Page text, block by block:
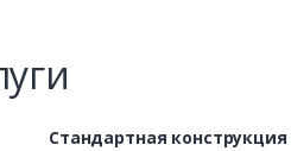
Стандартная конструкция